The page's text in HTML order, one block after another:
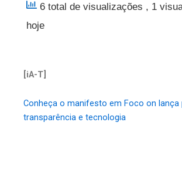
6 total de visualizações , 1
hoje
[iA-T]
Conheça o manifesto em Foco on lança
transparência e tecnologia